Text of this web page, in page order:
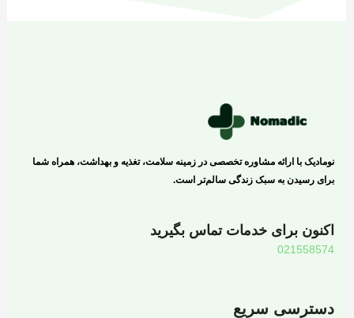
نومادیک با ارائه مشاوره تخصصی در زمینه سلامت، تغذیه و بهداشت، همراه شما
برای رسیدن به سبک زندگی سالم‌تر است.
اکنون برای خدمات تماس بگیرید
021558574
دسترسی سریع